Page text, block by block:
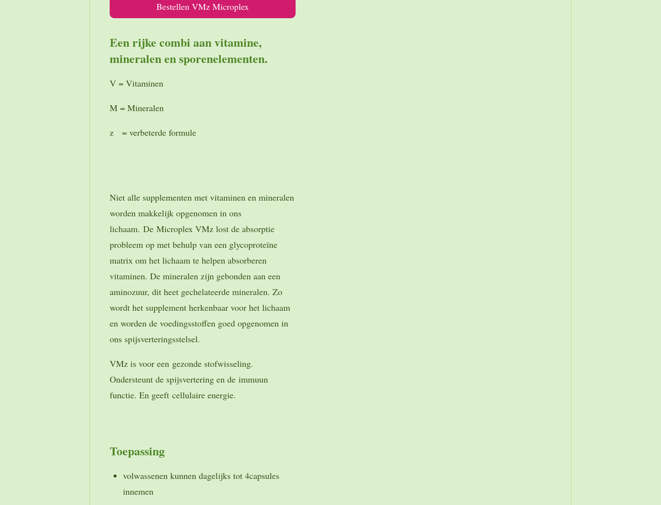
Bestellen VMz Microplex
Een rijke combi aan vitamine,
mineralen en sporenelementen.
V = Vitaminen
M = Mineralen
z = verbeterde formule
Niet alle supplementen met vitaminen en mineralen
worden makkelijk opgenomen in ons
lichaam. De Microplex VMz lost de absorptie
probleem op met behulp van een glycoproteïne
matrix om het lichaam te helpen absorberen
vitaminen. De mineralen zijn gebonden aan een
aminozuur, dit heet gechelateerde mineralen. Zo
wordt het supplement herkenbaar voor het lichaam
en worden de voedingsstoffen goed opgenomen in
ons spijsverteringsstelsel.
VMz is voor een gezonde stofwisseling.
Ondersteunt de spijsvertering en de immuun
functie. En geeft cellulaire energie.
Toepassing
volwassenen kunnen dagelijks tot 4capsules
innemen